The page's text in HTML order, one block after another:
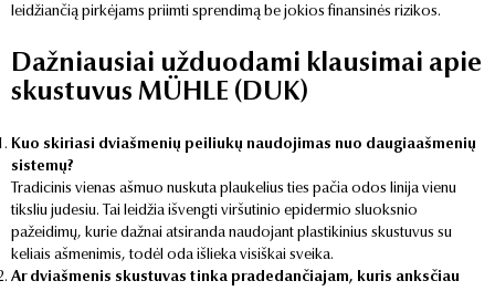
leidžiančią pirkėjams priimti sprendimą be jokios finansinės rizikos.
Dažniausiai užduodami klausimai apie
skustuvus MÜHLE (DUK)
Kuo skiriasi dviašmenių peiliukų naudojimas nuo daugiaašmenių
sistemų?
Tradicinis vienas ašmuo nuskuta plaukelius ties pačia odos linija vienu
tiksliu judesiu. Tai leidžia išvengti viršutinio epidermio sluoksnio
pažeidimų, kurie dažnai atsiranda naudojant plastikinius skustuvus su
keliais ašmenimis, todėl oda išlieka visiškai sveika.
Ar dviašmenis skustuvas tinka pradedančiajam, kuris anksčiau